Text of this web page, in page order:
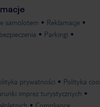
samolotem
Reklamacje
Parkingi
prywatności
Polityka
imprez turystycznych
Compliance